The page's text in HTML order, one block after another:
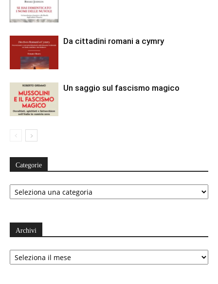
Da cittadini romani a cymry
Un saggio sul fascismo magico
Categorie
Categorie
Archivi
Archivi